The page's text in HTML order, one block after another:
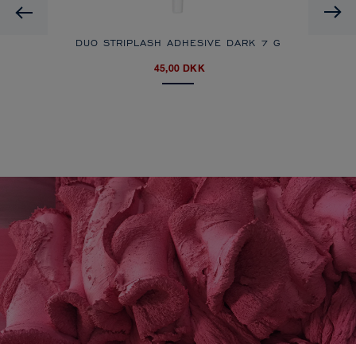
DUO STRIPLASH ADHESIVE DARK 7 G
45,00 DKK